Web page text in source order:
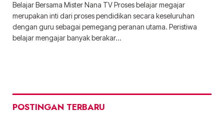
Belajar Bersama Mister Nana TV Proses belajar megajar
merupakan inti dari proses pendidikan secara keseluruhan
dengan guru sebagai pemegang peranan utama. Peristiwa
belajar mengajar banyak berakar…
POSTINGAN TERBARU